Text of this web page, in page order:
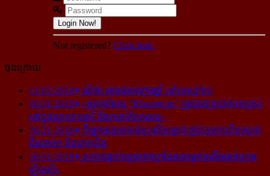
Login Now!
Not registered? Click here.
ចុងក្រោយ
11-02-2018
ណីម៉ា អាច​ជាប់​គុក​៦ឆ្នាំ នៅ​អេស្ប៉ាញ!
10-31-2018
«អ្នក​កាសែត "Khashoggi" ត្រូវ​បាន​ច្របាច់ក​សម្លាប់​
នៅ​ក្នុង​ស្ថាន​ភារធារី និង​កាត់​បំបែក​សព»
10-31-2018
កីឡាករ​បាល់ទាត់​ប្រេស៊ីល​ម្នាក់​ត្រូវ​បាន​រក​ឃើញ​ស្លាប់​
ជិត​ដាច់ក និង​ដាច់​លិង្គ
10-31-2018
រូបភាព​ធ្លាក់​ឧទ្ធម្ភាគចក្រ​ដែល​សម្លាប់​អតីត​ម្ចាស់​ក្រុម​
ឡីឆេស្ទ័រ